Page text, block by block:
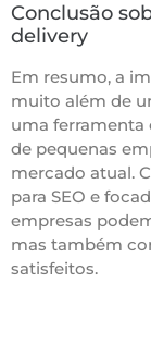
Conclusão
delivery
Em resumo, a
muito além de
uma ferramenta
de pequenas
mercado atual.
para SEO e
empresas
mas também
satisfeitos.